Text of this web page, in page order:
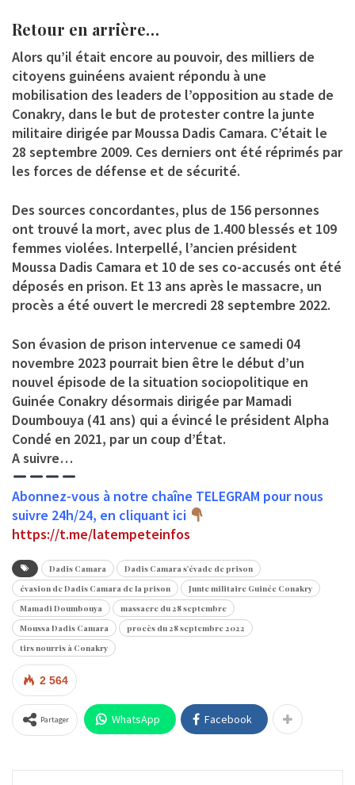
Retour en arrière…
Alors qu’il était encore au pouvoir, des milliers de
citoyens guinéens avaient répondu à une
mobilisation des leaders de l’opposition au stade de
Conakry, dans le but de protester contre la junte
militaire dirigée par Moussa Dadis Camara. C’était le
28 septembre 2009. Ces derniers ont été réprimés par
les forces de défense et de sécurité.
Des sources concordantes, plus de 156 personnes
ont trouvé la mort, avec plus de 1.400 blessés et 109
femmes violées. Interpellé, l’ancien président
Moussa Dadis Camara et 10 de ses co-accusés ont été
déposés en prison. Et 13 ans après le massacre, un
procès a été ouvert le mercredi 28 septembre 2022.
Son évasion de prison intervenue ce samedi 04
novembre 2023 pourrait bien être le début d’un
nouvel épisode de la situation sociopolitique en
Guinée Conakry désormais dirigée par Mamadi
Doumbouya (41 ans) qui a évincé le président Alpha
Condé en 2021, par un coup d’État.
A suivre…
Abonnez-vous à notre chaîne TELEGRAM pour nous
suivre 24h/24, en cliquant ici
https://t.me/latempeteinfos
Dadis Camara
Dadis Camara s'évade de prison
évasion de Dadis Camara de la prison
Junte militaire Guinée Conakry
Mamadi Doumbouya
massacre du 28 septembre
Moussa Dadis Camara
procès du 28 septembre 2022
tirs nourris à Conakry
2 564
Partager WhatsApp Facebook